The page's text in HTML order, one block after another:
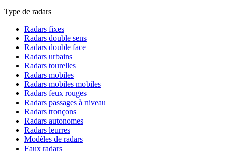
Type de radars
Radars fixes
Radars double sens
Radars double face
Radars urbains
Radars tourelles
Radars mobiles
Radars mobiles mobiles
Radars feux rouges
Radars passages à niveau
Radars tronçons
Radars autonomes
Radars leurres
Modèles de radars
Faux radars